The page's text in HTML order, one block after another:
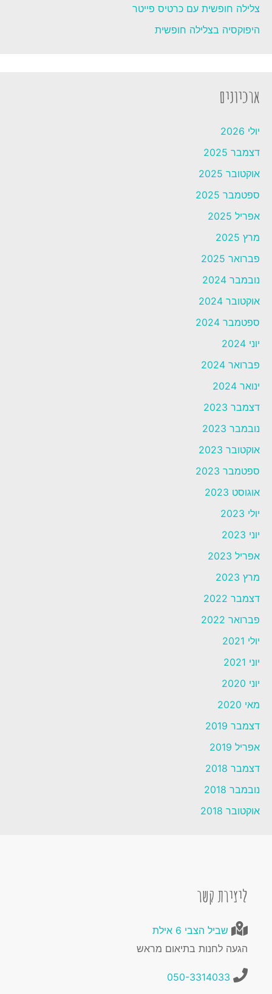
צלילה חופשית עם כרטיס פייטר
היפוקסיה בצלילה חופשית
ארכיונים
יולי 2026
דצמבר 2025
אוקטובר 2025
ספטמבר 2025
אפריל 2025
מרץ 2025
פברואר 2025
נובמבר 2024
אוקטובר 2024
ספטמבר 2024
יוני 2024
פברואר 2024
ינואר 2024
דצמבר 2023
נובמבר 2023
אוקטובר 2023
ספטמבר 2023
אוגוסט 2023
יולי 2023
יוני 2023
אפריל 2023
מרץ 2023
דצמבר 2022
פברואר 2022
יולי 2021
יוני 2021
יוני 2020
מאי 2020
דצמבר 2019
אפריל 2019
דצמבר 2018
נובמבר 2018
אוקטובר 2018
ליצירת קשר
שביל הצבי 6 אילת
הגעה לחנות בתיאום מראש
050-3314033